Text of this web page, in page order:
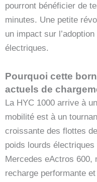
pourront bénéficier de
minutes. Une petite
un impact sur
électriques.
Pourquoi cette
actuels de
La HYC 1000 arrive à
mobilité est à un
croissante des flottes
poids lourds
Mercedes eActros 600,
recharge performante